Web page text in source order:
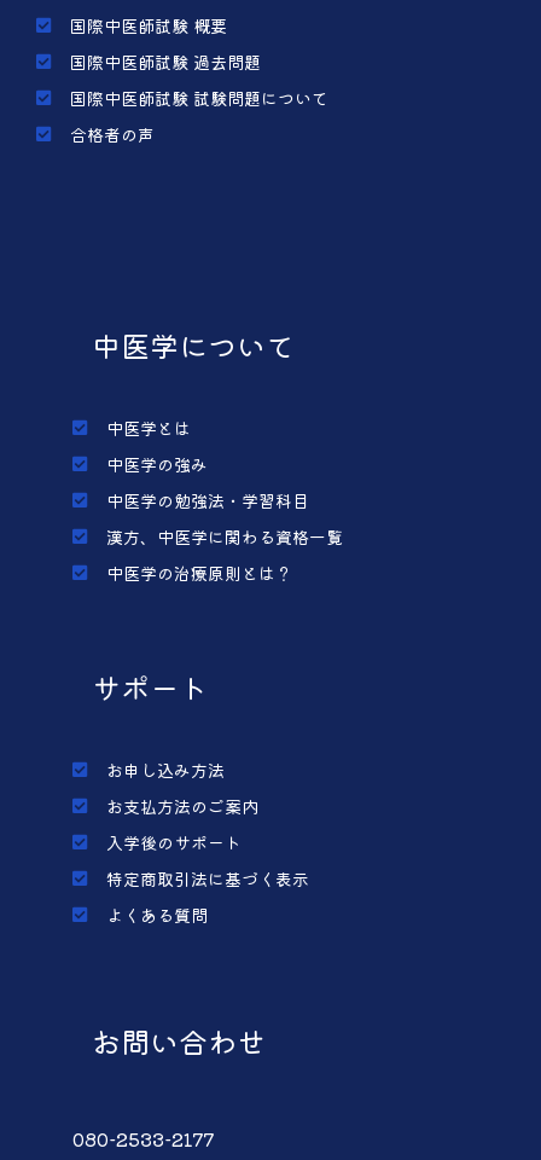
国際中医師試験 概要
国際中医師試験 過去問題
国際中医師試験 試験問題について
合格者の声
中医学について
中医学とは
中医学の強み
中医学の勉強法・学習科目
漢方、中医学に関わる資格一覧
中医学の治療原則とは？
サポート
お申し込み方法
お支払方法のご案内
入学後のサポート
特定商取引法に基づく表示
よくある質問
お問い合わせ
080-2533-2177